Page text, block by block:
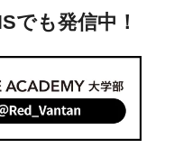
でも発信中！